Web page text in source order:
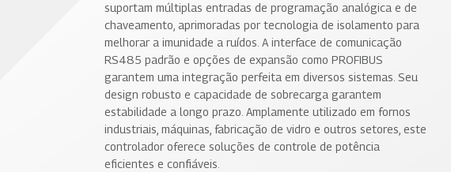
suportam múltiplas entradas de programação analógica e de
chaveamento, aprimoradas por tecnologia de isolamento para
melhorar a imunidade a ruídos. A interface de comunicação
RS485 padrão e opções de expansão como PROFIBUS
garantem uma integração perfeita em diversos sistemas. Seu
design robusto e capacidade de sobrecarga garantem
estabilidade a longo prazo. Amplamente utilizado em fornos
industriais, máquinas, fabricação de vidro e outros setores, este
controlador oferece soluções de controle de potência
eficientes e confiáveis.